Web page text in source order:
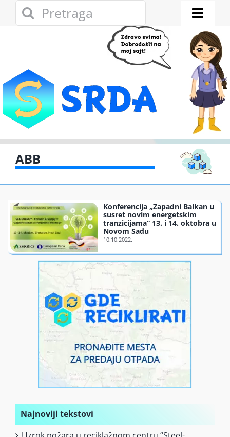
Search
for:
Toggle
Eko adresar
Eko pravo
Gde reciklirati
Zelena privreda
Finansiranje
O nama
ABB
Konferencija „Zapadni Balkan u
susret novim energetskim
tranzicijama“ 13. i 14. oktobra u
Novom Sadu
Najnoviji tekstovi